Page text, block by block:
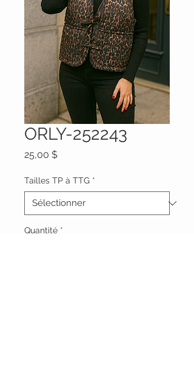
ORLY-252243
25,00 $Prix
Tailles TP à TTG *
Quantité *